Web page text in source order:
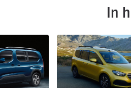
In